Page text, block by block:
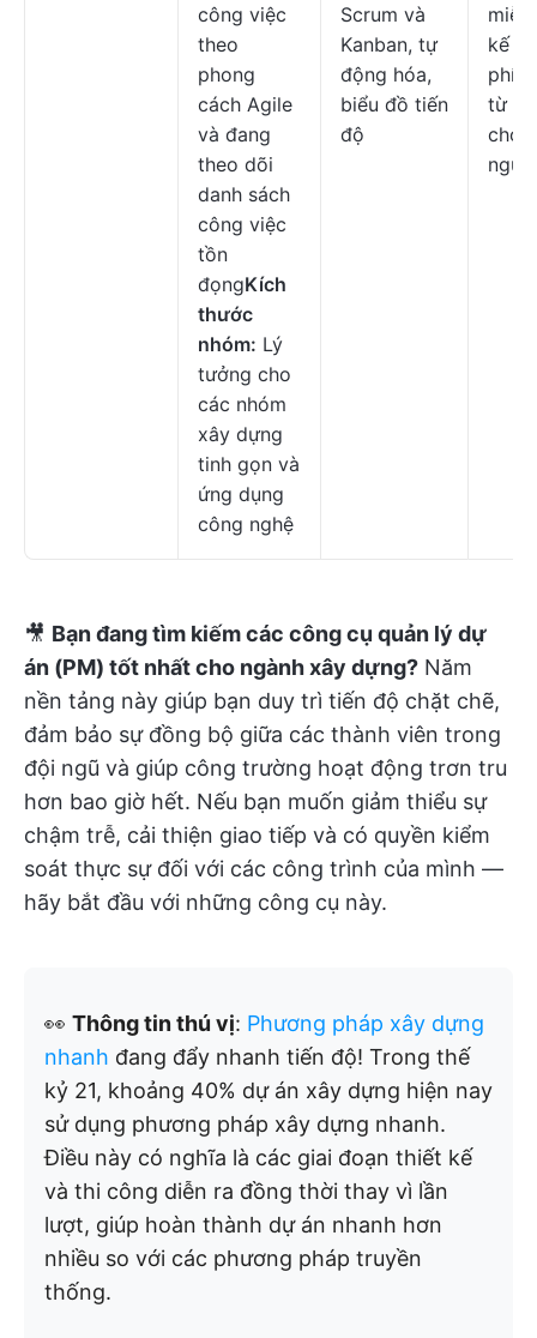
công việc
theo
phong
cách Agile
và đang
theo dõi
danh sách
công việc
tồn
đọngKích
thước
nhóm: Lý
tưởng cho
các nhóm
xây dựng
tinh gọn và
ứng dụng
công nghệ
Scrum và
Kanban, tự
động hóa,
biểu đồ tiến
độ
kế
phí
từ
cho
🎥 Bạn đang tìm kiếm các công cụ quản lý dự
án (PM) tốt nhất cho ngành xây dựng? Năm
nền tảng này giúp bạn duy trì tiến độ chặt chẽ,
đảm bảo sự đồng bộ giữa các thành viên trong
đội ngũ và giúp công trường hoạt động trơn tru
hơn bao giờ hết. Nếu bạn muốn giảm thiểu sự
chậm trễ, cải thiện giao tiếp và có quyền kiểm
soát thực sự đối với các công trình của mình —
hãy bắt đầu với những công cụ này.
👀 Thông tin thú vị: Phương pháp xây dựng
nhanh đang đẩy nhanh tiến độ! Trong thế
kỷ 21, khoảng 40% dự án xây dựng hiện nay
sử dụng phương pháp xây dựng nhanh.
Điều này có nghĩa là các giai đoạn thiết kế
và thi công diễn ra đồng thời thay vì lần
lượt, giúp hoàn thành dự án nhanh hơn
nhiều so với các phương pháp truyền
thống.